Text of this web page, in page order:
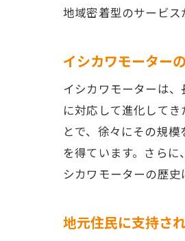
地域密着型のサービス
イシカワモーター
イシカワモーターは
に対応して進化して
とで、徐々にその規
を得ています。さら
シカワモーターの歴
地元住民に支持さ